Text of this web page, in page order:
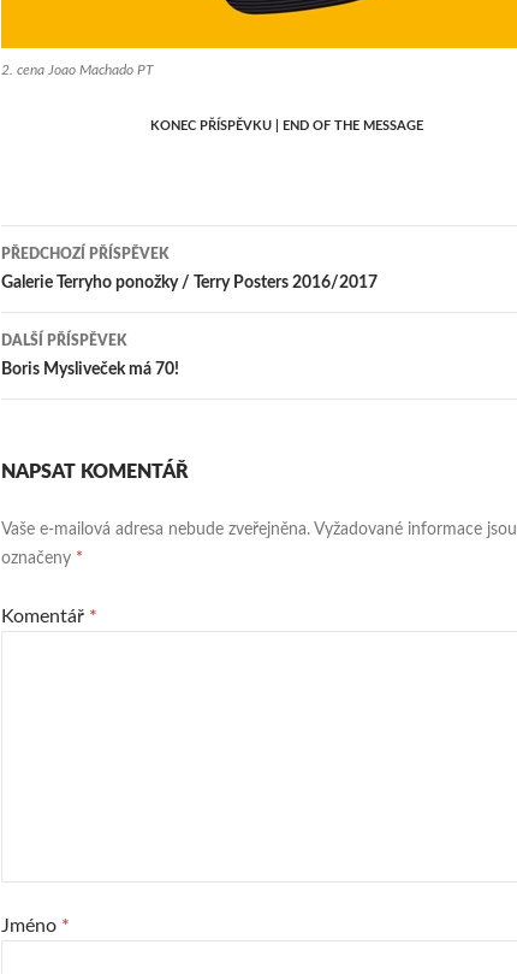
2. cena Joao Machado PT
KONEC PŘÍSPĚVKU | END OF THE MESSAGE
Navigace
pro
příspěvky
PŘEDCHOZÍ PŘÍSPĚVEK
Galerie Terryho ponožky / Terry Posters 2016/2017
DALŠÍ PŘÍSPĚVEK
Boris Mysliveček má 70!
NAPSAT KOMENTÁŘ
Vaše e-mailová adresa nebude zveřejněna. Vyžadované informace jsou
označeny *
Komentář *
Jméno *